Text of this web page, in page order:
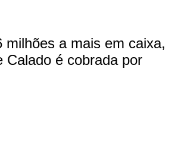
milhões a mais em caixa,
Calado é cobrada por